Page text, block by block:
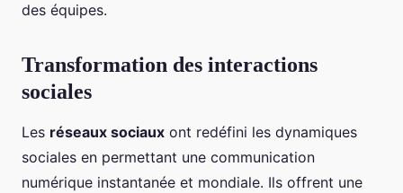
des équipes.
Transformation des interactions
sociales
Les réseaux sociaux ont redéfini les dynamiques
sociales en permettant une communication
numérique instantanée et mondiale. Ils offrent une